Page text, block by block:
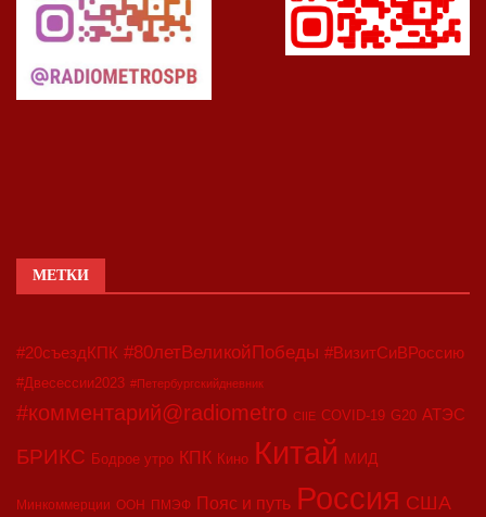
МЕТКИ
#20съездКПК #80летВеликойПобеды #ВизитСиВРоссию
#Двесессии2023 #Петербургскийдневник
#комментарий@radiometro CIIE COVID-19 G20 АТЭС
БРИКС Бодрое утро КПК Кино Китай МИД
Минкоммерции ООН ПМЭФ Пояс и путь Россия США